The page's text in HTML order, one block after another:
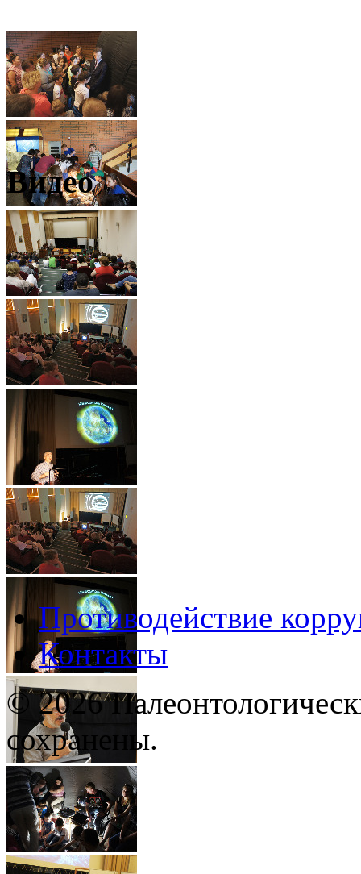
Видео
Противодействие
Контакты
© 2026
сохранены.